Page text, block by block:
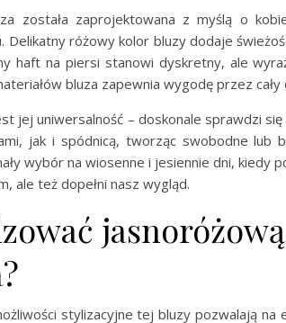
została zaprojektowana z myślą o
Delikatny różowy kolor bluzy dodaje
haft na piersi stanowi dyskretny, ale
bluza zapewnia wygodę przez
jej uniwersalność – doskonale sprawdzi
jak i spódnicą, tworząc swobodne lub
wybór na wiosenne i jesiennie dni,
ale też dopełni nasz wygląd.
stylizacyjne tej bluzy pozwalają